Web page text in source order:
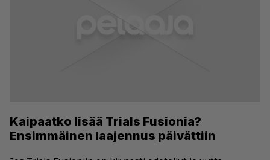
Kaipaatko lisää Trials Fusionia?
Ensimmäinen laajennus päivättiin